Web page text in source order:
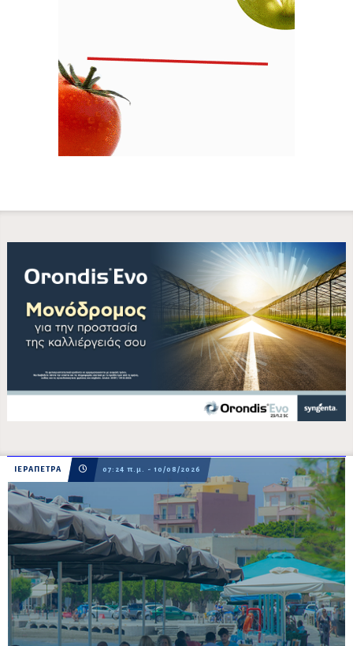
ΙΕΡΑΠΕΤΡΑ 07:24 π.μ. - 10/08/2026